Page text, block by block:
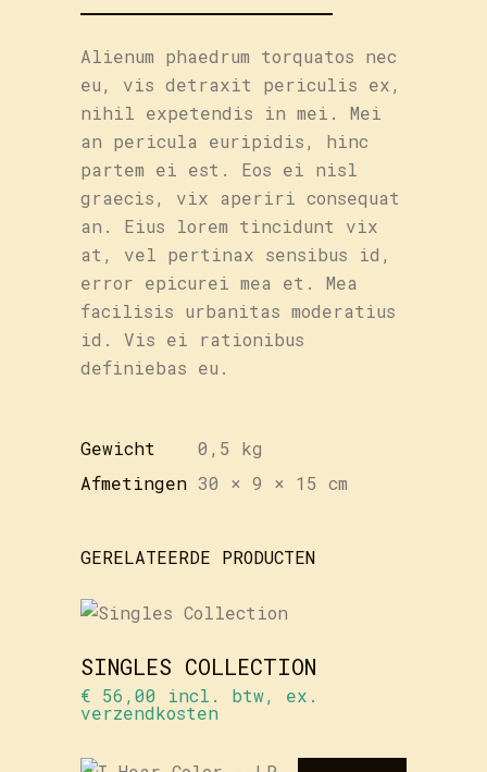
Alienum phaedrum torquatos nec
eu, vis detraxit periculis ex,
nihil expetendis in mei. Mei
an pericula euripidis, hinc
partem ei est. Eos ei nisl
graecis, vix aperiri consequat
an. Eius lorem tincidunt vix
at, vel pertinax sensibus id,
error epicurei mea et. Mea
facilisis urbanitas moderatius
id. Vis ei rationibus
definiebas eu.
Gewicht
0,5 kg
Afmetingen 30 × 9 × 15 cm
GERELATEERDE PRODUCTEN
AAN
SINGLES COLLECTION
€ 56,00 incl. btw, ex.
verzendkosten